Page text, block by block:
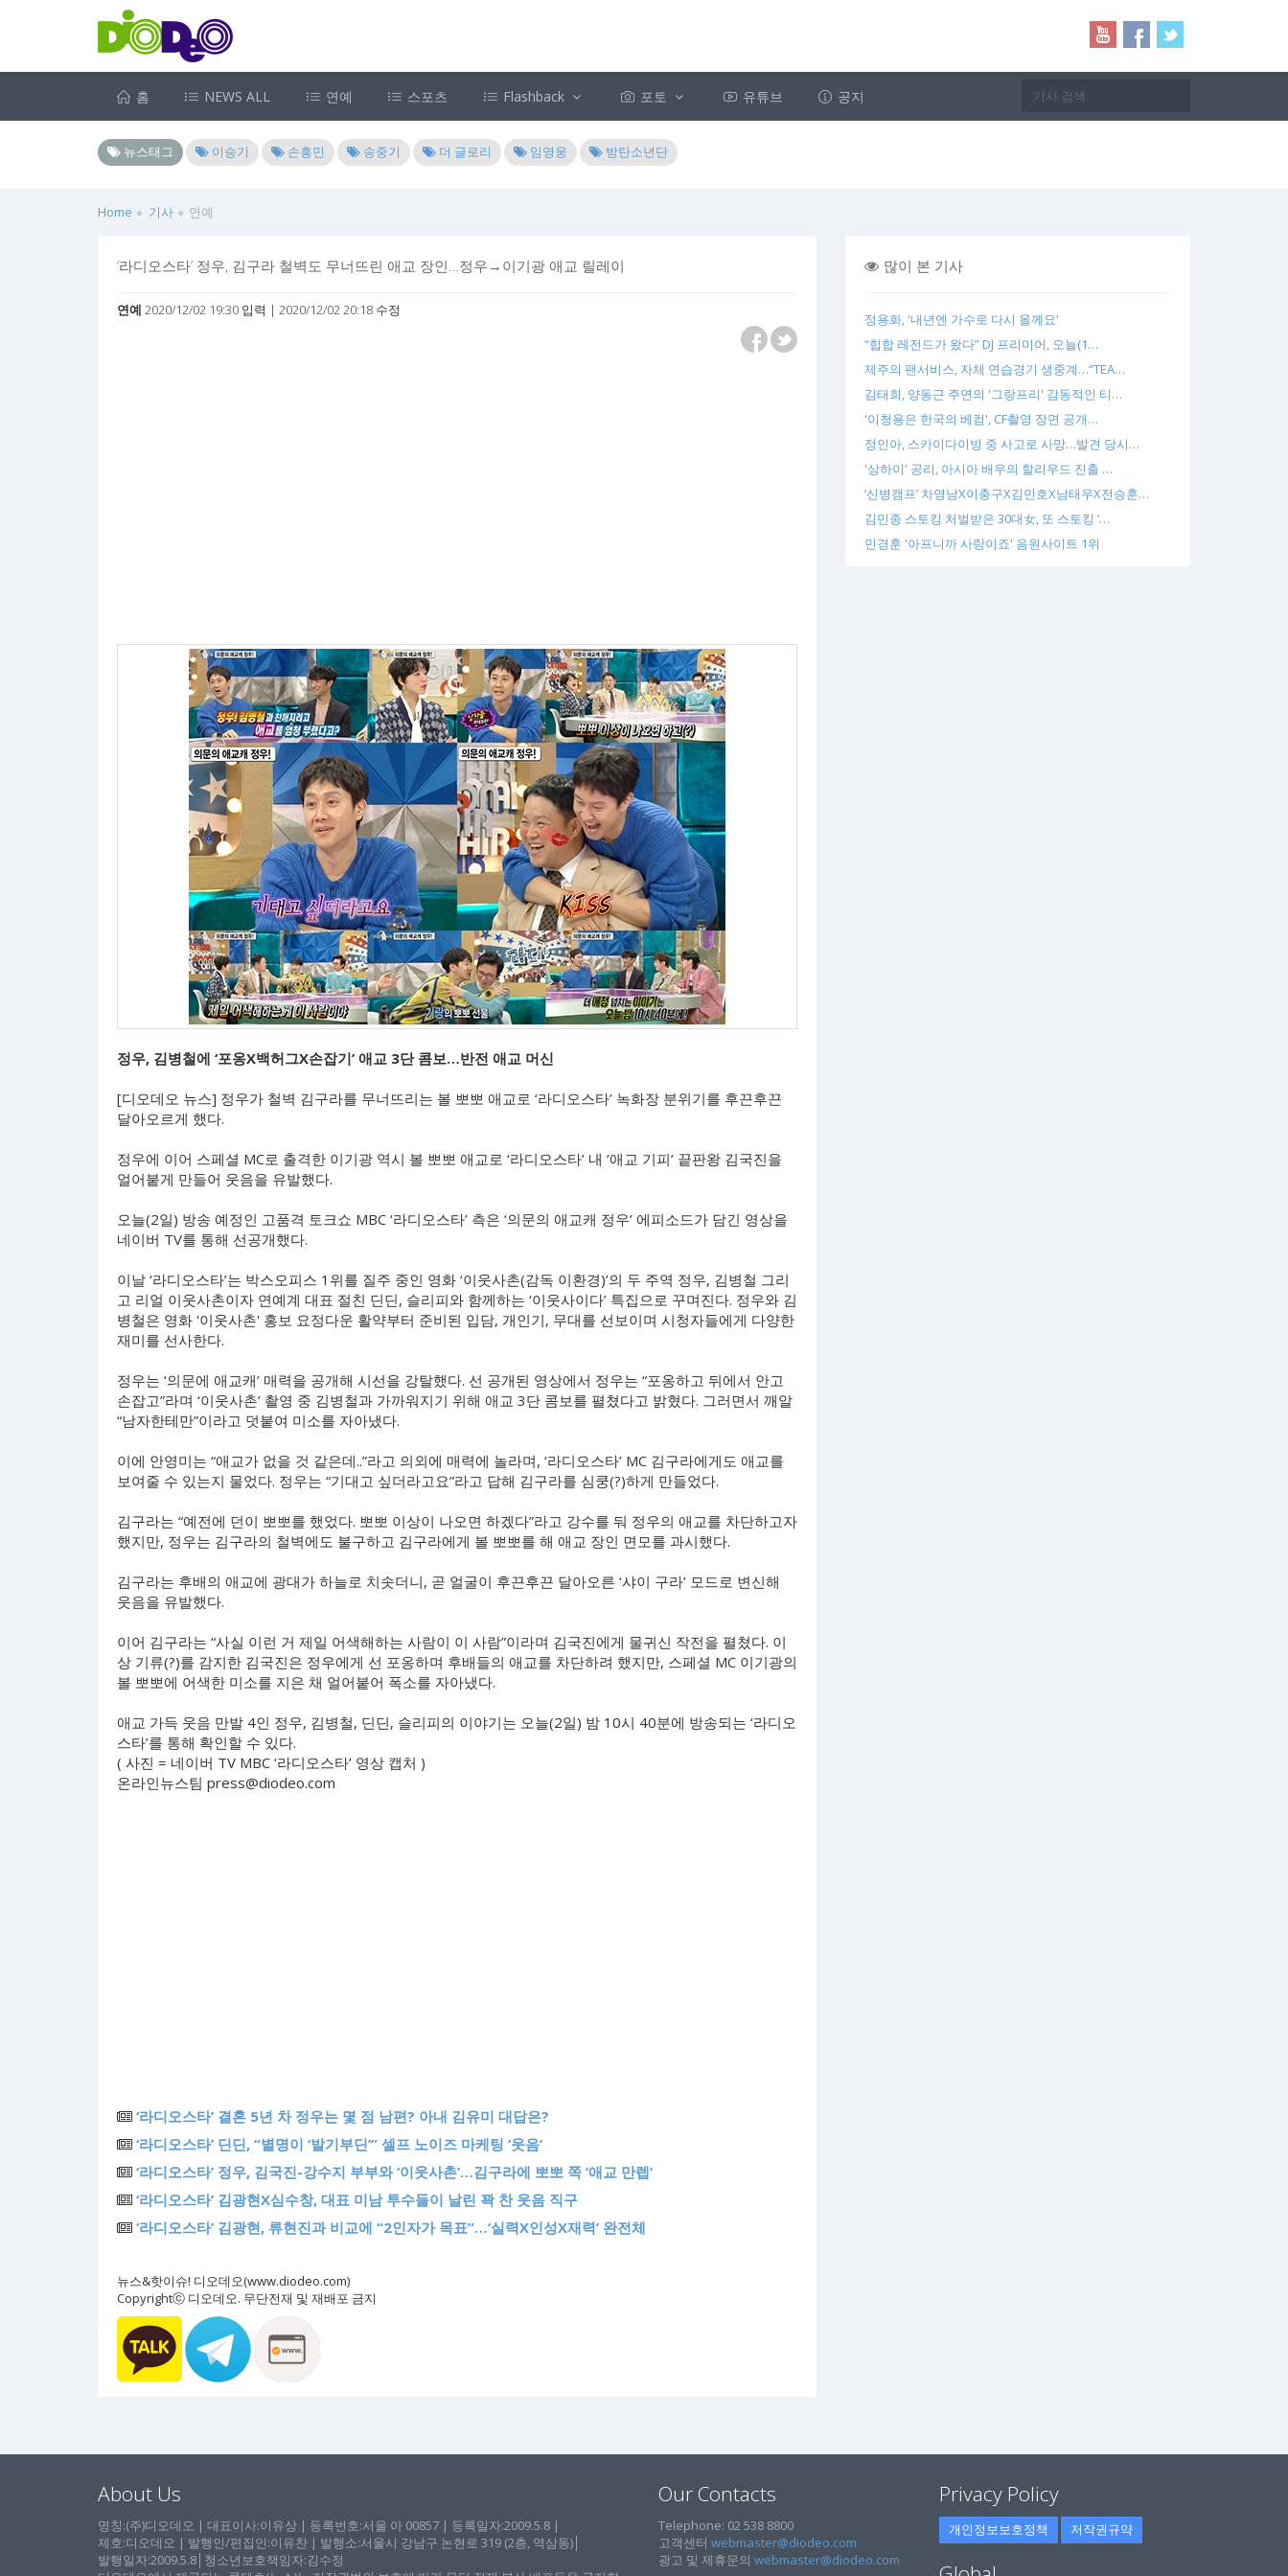
홈 NEWS ALL 연예 스포츠 Flashback 포토 유튜브 공지
뉴스태그 이승기 손흥민 송중기 더 글로리 임영웅 방탄소년단
Home 기사 연예
‘라디오스타’ 정우, 김구라 철벽도 무너뜨린 애교 장인…정우→이기광 애교 릴레이
연예 2020/12/02 19:30 입력 | 2020/12/02 20:18 수정
정우, 김병철에 ‘포옹X백허그X손잡기’ 애교 3단 콤보…반전 애교 머신
[디오데오 뉴스] 정우가 철벽 김구라를 무너뜨리는 볼 뽀뽀 애교로 ‘라디오스타’ 녹화장 분위기를 후끈후끈
달아오르게 했다.
정우에 이어 스페셜 MC로 출격한 이기광 역시 볼 뽀뽀 애교로 ‘라디오스타’ 내 ‘애교 기피’ 끝판왕 김국진을
얼어붙게 만들어 웃음을 유발했다.
오늘(2일) 방송 예정인 고품격 토크쇼 MBC ‘라디오스타’ 측은 ‘의문의 애교캐 정우’ 에피소드가 담긴 영상을
네이버 TV를 통해 선공개했다.
이날 ‘라디오스타’는 박스오피스 1위를 질주 중인 영화 ‘이웃사촌(감독 이환경)’의 두 주역 정우, 김병철 그리
고 리얼 이웃사촌이자 연예계 대표 절친 딘딘, 슬리피와 함께하는 ‘이웃사이다’ 특집으로 꾸며진다. 정우와 김
병철은 영화 '이웃사촌' 홍보 요정다운 활약부터 준비된 입담, 개인기, 무대를 선보이며 시청자들에게 다양한
재미를 선사한다.
정우는 ‘의문에 애교캐’ 매력을 공개해 시선을 강탈했다. 선 공개된 영상에서 정우는 “포옹하고 뒤에서 안고
손잡고”라며 ‘이웃사촌’ 촬영 중 김병철과 가까워지기 위해 애교 3단 콤보를 펼쳤다고 밝혔다. 그러면서 깨알
“남자한테만”이라고 덧붙여 미소를 자아냈다.
이에 안영미는 “애교가 없을 것 같은데..”라고 의외에 매력에 놀라며, ‘라디오스타’ MC 김구라에게도 애교를
보여줄 수 있는지 물었다. 정우는 “기대고 싶더라고요”라고 답해 김구라를 심쿵(?)하게 만들었다.
김구라는 “예전에 던이 뽀뽀를 했었다. 뽀뽀 이상이 나오면 하겠다”라고 강수를 둬 정우의 애교를 차단하고자
했지만, 정우는 김구라의 철벽에도 불구하고 김구라에게 볼 뽀뽀를 해 애교 장인 면모를 과시했다.
김구라는 후배의 애교에 광대가 하늘로 치솟더니, 곧 얼굴이 후끈후끈 달아오른 ‘샤이 구라’ 모드로 변신해
웃음을 유발했다.
이어 김구라는 “사실 이런 거 제일 어색해하는 사람이 이 사람”이라며 김국진에게 물귀신 작전을 펼쳤다. 이
상 기류(?)를 감지한 김국진은 정우에게 선 포옹하며 후배들의 애교를 차단하려 했지만, 스페셜 MC 이기광의
볼 뽀뽀에 어색한 미소를 지은 채 얼어붙어 폭소를 자아냈다.
애교 가득 웃음 만발 4인 정우, 김병철, 딘딘, 슬리피의 이야기는 오늘(2일) 밤 10시 40분에 방송되는 ‘라디오
스타’를 통해 확인할 수 있다.
( 사진 = 네이버 TV MBC ‘라디오스타’ 영상 캡처 )
온라인뉴스팀 press@diodeo.com
‘라디오스타’ 결혼 5년 차 정우는 몇 점 남편? 아내 김유미 대답은?
‘라디오스타’ 딘딘, “별명이 ‘발기부딘’” 셀프 노이즈 마케팅 ‘웃음’
‘라디오스타’ 정우, 김국진-강수지 부부와 ‘이웃사촌’…김구라에 뽀뽀 쪽 ‘애교 만렙’
‘라디오스타’ 김광현X심수창, 대표 미남 투수들이 날린 꽉 찬 웃음 직구
‘라디오스타’ 김광현, 류현진과 비교에 “2인자가 목표”…‘실력X인성X재력’ 완전체
뉴스&핫이슈! 디오데오(www.diodeo.com)
Copyrightⓒ 디오데오. 무단전재 및 재배포 금지
많이 본 기사
정용화, '내년엔 가수로 다시 올께요'
“힙합 레전드가 왔다” DJ 프리미어, 오늘(1…
제주의 팬서비스, 자체 연습경기 생중계…“TEA…
김태희, 양동근 주연의 '그랑프리' 감동적인 티…
'이청용은 한국의 베컴', CF촬영 장면 공개…
정인아, 스카이다이빙 중 사고로 사망…발견 당시…
'상하이' 공리, 아시아 배우의 할리우드 진출 …
‘신병캠프’ 차영남X이충구X김민호X남태우X전승훈…
김민종 스토킹 처벌받은 30대女, 또 스토킹 ‘…
민경훈 '아프니까 사랑이죠' 음원사이트 1위
About Us
명칭:(주)디오데오 | 대표이사:이유상 | 등록번호:서울 아 00857 | 등록일자:2009.5.8 |
제호:디오데오 | 발행인/편집인:이유찬 | 발행소:서울시 강남구 논현로 319 (2층, 역삼동)│
발행일자:2009.5.8│청소년보호책임자:김수정
Our Contacts
Telephone: 02 538 8800
고객센터 webmaster@diodeo.com
광고 및 제휴문의 webmaster@diodeo.com
Privacy Policy
개인정보보호정책 저작권규약